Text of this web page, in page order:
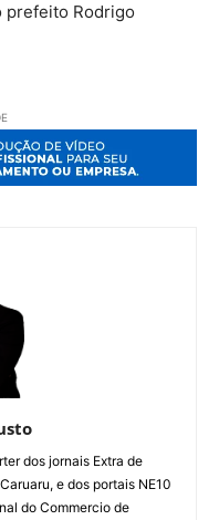
prefeito Rodrigo
dos jornais Extra de
e dos portais NE10
do Commercio de